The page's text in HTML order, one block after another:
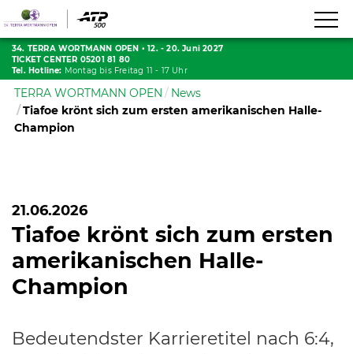
34. TERRA WORTMANN OPEN • 12. - 20. Juni 2027
TICKET CENTER 05201 81 80
Tel. Hotline: Montag bis Freitag 11 - 17 Uhr
TERRA WORTMANN OPEN
News
Tiafoe krönt sich zum ersten amerikanischen Halle-
Champion
21.06.2026
Tiafoe krönt sich zum ersten
amerikanischen Halle-
Champion
Bedeutendster Karrieretitel nach 6:4,